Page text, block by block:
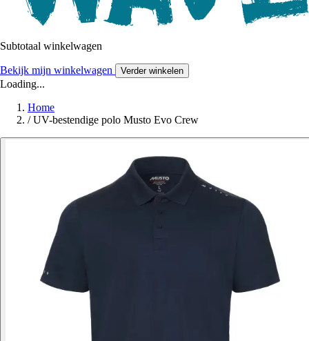
Subtotaal winkelwagen
Bekijk mijn winkelwagen Verder winkelen
Loading...
Home
/ UV-bestendige polo Musto Evo Crew